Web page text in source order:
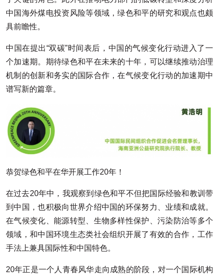
中国海外煤电投资风险等领域，绿色和平的研究和观点也颇
具前瞻性。
中国在提出“双碳”时间表后，中国的气候变化行动进入了一
个加速期。期待绿色和平在未来的十年，可以继续推动治理
机制的创新和务实的国际合作，在气候变化行动的加速期中
谱写新的篇章。
恭贺绿色和平在华开展工作20年！
在过去20年中，我观察到绿色和平不但把国际经验和教训带
到中国，也积极向世界介绍中国的环保努力、业绩和成就。
在气候变化、能源转型、生物多样性保护、污染防治等多个
领域，和中国环境生态类社会组织开展了有效的合作，工作
手法上兼具国际性和中国特色。
20年正是一个人青春风华走向成熟的阶段，对一个国际机构